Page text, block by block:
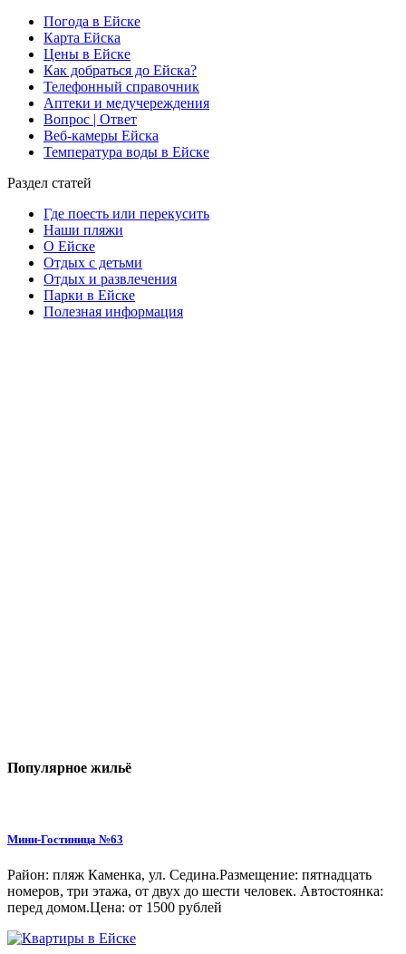
Погода в Ейске
Карта Ейска
Цены в Ейске
Как добраться до Ейска?
Телефонный справочник
Аптеки и медучереждения
Вопрос | Ответ
Веб-камеры Ейска
Температура воды в Ейске
Раздел статей
Где поесть или перекусить
Наши пляжи
О Ейске
Отдых с детьми
Отдых и развлечения
Парки в Ейске
Полезная информация
Популярное жильё
Мини-Гостиница №63
Район: пляж Каменка, ул. Седина.Размещение: пятнадцать
номеров, три этажа, от двух до шести человек. Автостоянка:
перед домом.Цена: от 1500 рублей